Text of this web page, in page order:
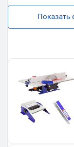
Показать